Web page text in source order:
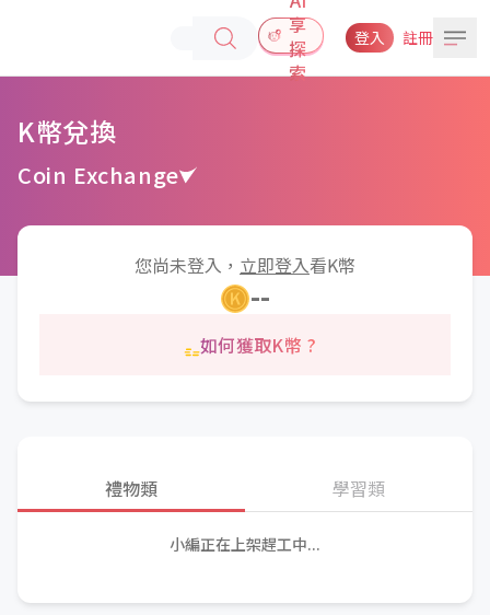
享
探
索
登入 註冊
K幣兌換
Coin Exchange
您尚未登入， 立即登入看K幣
--
如何獲取K幣 ?
禮物類 學習類
小編正在上架趕工中...